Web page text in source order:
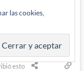
esto
las cookies,